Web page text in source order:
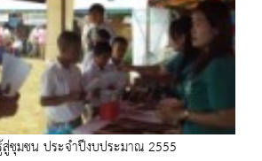
สู่ชุมชน ประจำปีงบประมาณ 2555